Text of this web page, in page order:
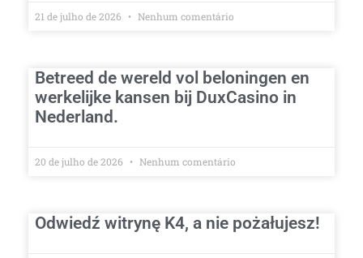
21 de julho de 2026 Nenhum comentário
Betreed de wereld vol beloningen en
werkelijke kansen bij DuxCasino in
Nederland.
20 de julho de 2026 Nenhum comentário
Odwiedź witrynę K4, a nie pożałujesz!